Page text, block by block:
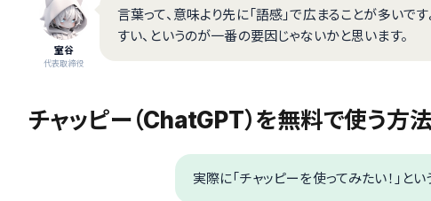
室谷
代表取締役
言葉って、意味より先に「語感」で広まることが多いで
すい、というのが一番の要因じゃないかと思います。
チャッピー（ChatGPT）を無料で使う方法
実際に「チャッピーを使ってみたい！」と